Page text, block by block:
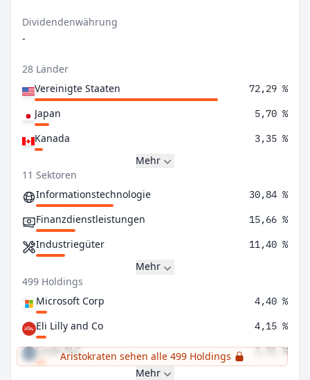
Dividendenwährung
-
28 Länder
Vereinigte Staaten
72,29 %
Japan 5,70 %
Kanada 3,35 %
Mehr
11 Sektoren
Informationstechnologie
30,84 %
Finanzdienstleistungen 15,66 %
Industriegüter 11,40 %
Mehr
499 Holdings
Microsoft Corp
4,40 %
Eli Lilly and Co 4,15 %
Linde PLC 3,91 %
Aristokraten sehen alle 499 Holdings
Mehr